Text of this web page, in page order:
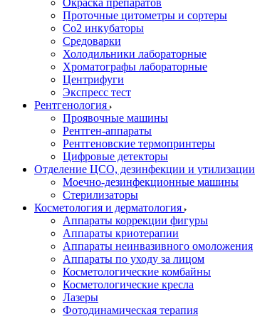
Окраска препаратов
Проточные цитометры и сортеры
Со2 инкубаторы
Средоварки
Холодильники лабораторные
Хроматографы лабораторные
Центрифуги
Экспресс тест
Рентгенология
Проявочные машины
Рентген-аппараты
Рентгеновские термопринтеры
Цифровые детекторы
Отделение ЦСО, дезинфекции и утилизации
Моечно-дезинфекционные машины
Стерилизаторы
Косметология и дерматология
Аппараты коррекции фигуры
Аппараты криотерапии
Аппараты неинвазивного омоложения
Аппараты по уходу за лицом
Косметологические комбайны
Косметологические кресла
Лазеры
Фотодинамическая терапия